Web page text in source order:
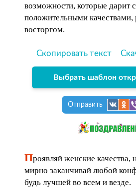
возможности, которые дарит
положительными качествами,
восторгом.
Скопировать текст
Выбрать шаблон
Отправить
Проявляй женские качества,
мирно заканчивай любой
будь лучшей во всем и везде.